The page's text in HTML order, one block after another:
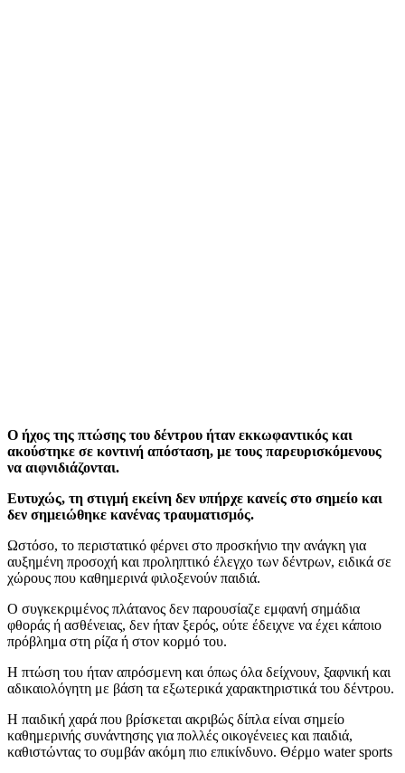
Ο ήχος της πτώσης του δέντρου ήταν εκκωφαντικός και
ακούστηκε σε κοντινή απόσταση, με τους παρευρισκόμενους
να αιφνιδιάζονται.
Ευτυχώς, τη στιγμή εκείνη δεν υπήρχε κανείς στο σημείο και
δεν σημειώθηκε κανένας τραυματισμός.
Ωστόσο, το περιστατικό φέρνει στο προσκήνιο την ανάγκη για
αυξημένη προσοχή και προληπτικό έλεγχο των δέντρων, ειδικά σε
χώρους που καθημερινά φιλοξενούν παιδιά.
Ο συγκεκριμένος πλάτανος δεν παρουσίαζε εμφανή σημάδια
φθοράς ή ασθένειας, δεν ήταν ξερός, ούτε έδειχνε να έχει κάποιο
πρόβλημα στη ρίζα ή στον κορμό του.
Η πτώση του ήταν απρόσμενη και όπως όλα δείχνουν, ξαφνική και
αδικαιολόγητη με βάση τα εξωτερικά χαρακτηριστικά του δέντρου.
Η παιδική χαρά που βρίσκεται ακριβώς δίπλα είναι σημείο
καθημερινής συνάντησης για πολλές οικογένειες και παιδιά,
καθιστώντας το συμβάν ακόμη πιο επικίνδυνο. Θέρμο water sports